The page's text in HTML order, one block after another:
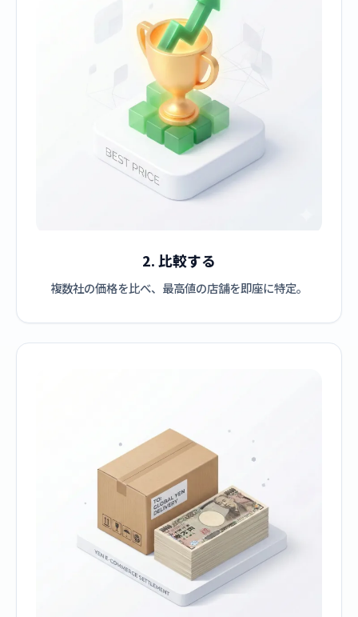
2. 比較する
複数社の価格を比べ、最高値の店舗を即座に特定。